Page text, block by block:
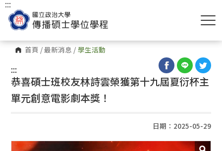
首頁 /最新消息 / 學生活動
:::
:::
恭喜碩士班校友林詩雲榮獲第十九屆夏衍杯主
單元創意電影劇本獎！
日期：2025-05-29